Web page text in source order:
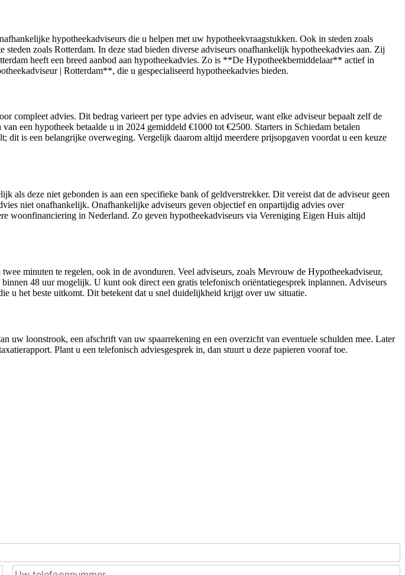
hypotheekadviseurs die u helpen met uw hypotheekvraagstukken. Ook in steden zoals
zoals Rotterdam. In deze stad bieden diverse adviseurs onafhankelijk hypotheekadvies aan. Zij
heeft een breed aanbod aan hypotheekadvies. Zo is **De Hypotheekbemiddelaar** actief in
| Rotterdam**, die u gespecialiseerd hypotheekadvies bieden.
compleet advies. Dit bedrag varieert per type advies en adviseur, want elke adviseur bepaalt zelf de
een hypotheek betaalde u in 2024 gemiddeld €1000 tot €2500. Starters in Schiedam betalen
dit is een belangrijke overweging. Vergelijk daarom altijd meerdere prijsopgaven voordat u een keuze
deze niet gebonden is aan een specifieke bank of geldverstrekker. Dit vereist dat de adviseur geen
niet onafhankelijk. Onafhankelijke adviseurs geven objectief en onpartijdig advies over
woonfinanciering in Nederland. Zo geven hypotheekadviseurs via Vereniging Eigen Huis altijd
minuten te regelen, ook in de avonduren. Veel adviseurs, zoals Mevrouw de Hypotheekadviseur,
48 uur mogelijk. U kunt ook direct een gratis telefonisch oriëntatiegesprek inplannen. Adviseurs
u het beste uitkomt. Dit betekent dat u snel duidelijkheid krijgt over uw situatie.
uw loonstrook, een afschrift van uw spaarrekening en een overzicht van eventuele schulden mee. Later
Plant u een telefonisch adviesgesprek in, dan stuurt u deze papieren vooraf toe.